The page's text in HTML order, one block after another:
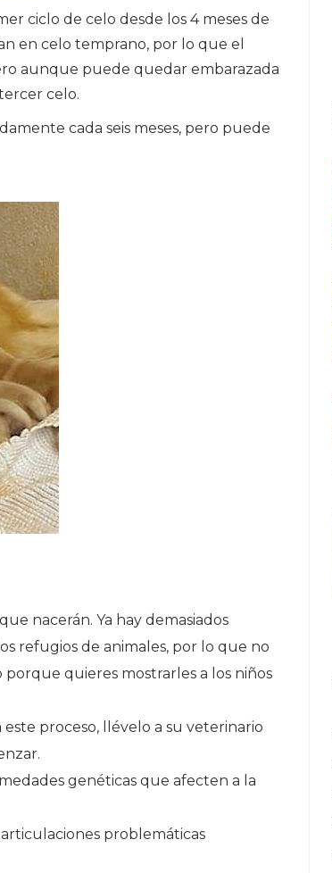
ciclo de celo desde los 4 meses de
en celo temprano, por lo que el
aunque puede quedar embarazada
celo.
cada seis meses, pero puede
nacerán. Ya hay demasiados
refugios de animales, por lo que no
quieres mostrarles a los niños
proceso, llévelo a su veterinario
genéticas que afecten a la
problemáticas